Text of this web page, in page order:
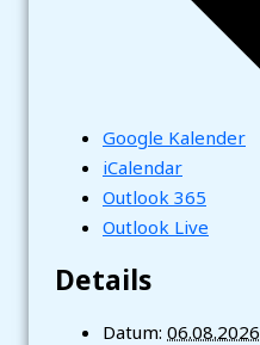
Google Kalender
iCalendar
Outlook 365
Outlook Live
Details
Datum: 06.08.2026